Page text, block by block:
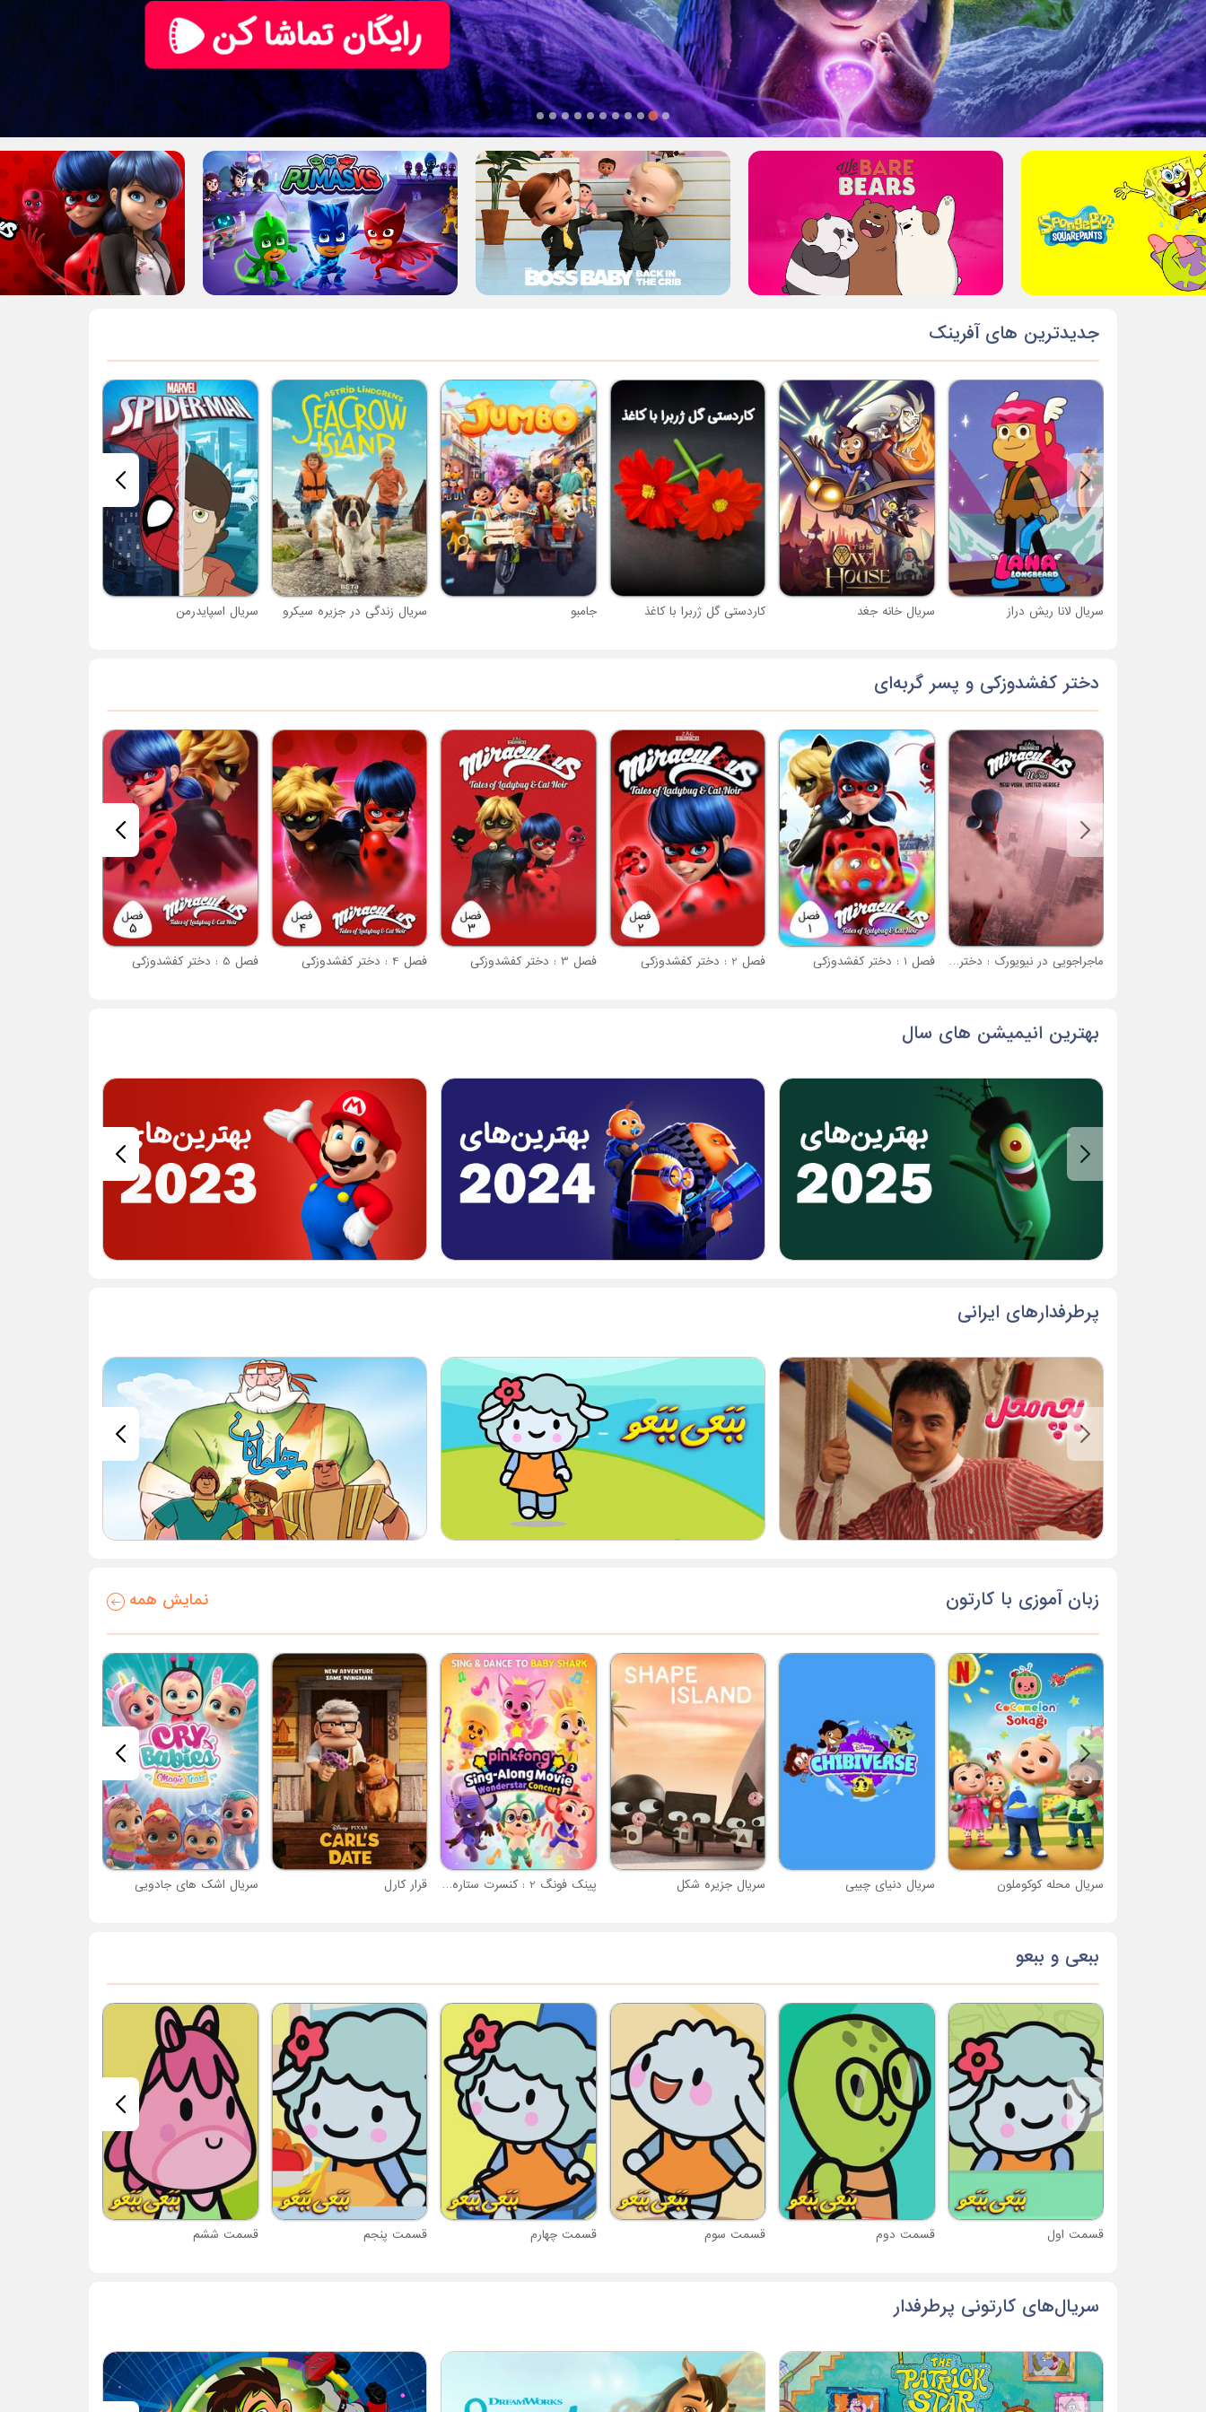
جدیدترین های آفرینک
سریال لانا ریش دراز سریال خانه جغد کاردستی گل ژربرا با کاغذ جامبو سریال زندگی در جزیره سیکرو سریال اسپایدرمن
دختر کفشدوزکی و پسر گربه‌ای
ماجراجویی در نیویورک : دختر کفشدوزکی و قهرمانان متحد فصل 1 : دختر کفشدوزکی فصل 2 : دختر کفشدوزکی فصل 3 : دختر کفشدوزکی فصل 4 : دختر کفشدوزکی فصل 5 : دختر کفشدوزکی
بهترین انیمیشن های سال
پرطرفدارهای ایرانی
زبان آموزی با کارتون نمایش همه
سریال محله کوکوملون سریال دنیای چیبی سریال جزیره شکل پینک فونگ 2 : کنسرت ستاره عجایب قرار کارل سریال اشک های جادویی
ببعی و ببعو
قسمت اول قسمت دوم قسمت سوم قسمت چهارم قسمت پنجم قسمت ششم
سریال‌های کارتونی پرطرفدار